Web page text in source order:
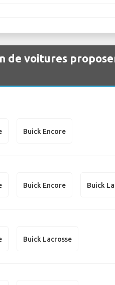
de voitures
Buick Encore
Buick Encore Buick
Buick Lacrosse